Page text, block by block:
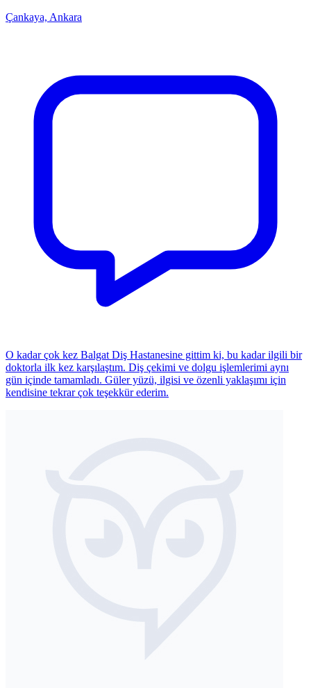
Çankaya, Ankara
O kadar çok kez Balgat Diş Hastanesine gittim ki, bu kadar ilgili bir
doktorla ilk kez karşılaştım. Diş çekimi ve dolgu işlemlerimi aynı
gün içinde tamamladı. Güler yüzü, ilgisi ve özenli yaklaşımı için
kendisine tekrar çok teşekkür ederim.